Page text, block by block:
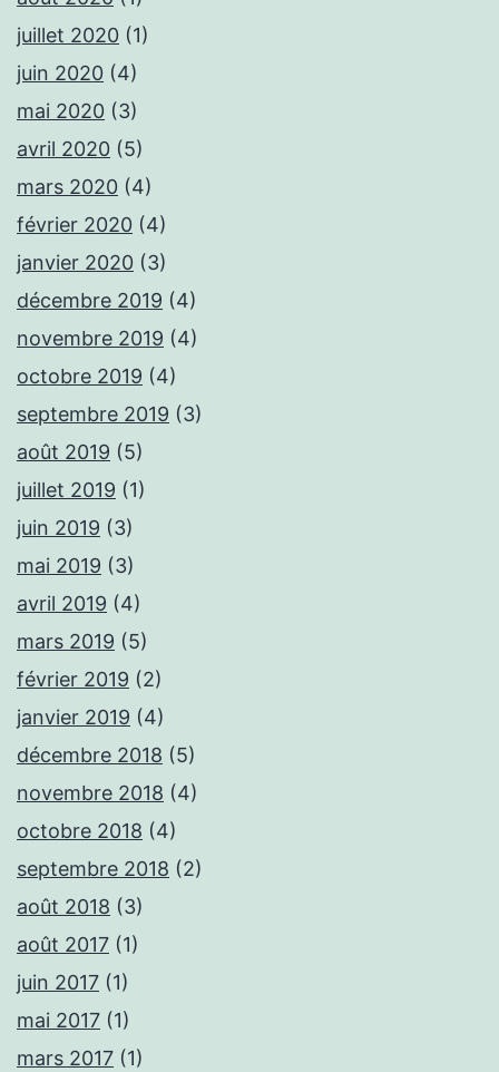
juillet 2020 (1)
juin 2020 (4)
mai 2020 (3)
avril 2020 (5)
mars 2020 (4)
février 2020 (4)
janvier 2020 (3)
décembre 2019 (4)
novembre 2019 (4)
octobre 2019 (4)
septembre 2019 (3)
août 2019 (5)
juillet 2019 (1)
juin 2019 (3)
mai 2019 (3)
avril 2019 (4)
mars 2019 (5)
février 2019 (2)
janvier 2019 (4)
décembre 2018 (5)
novembre 2018 (4)
octobre 2018 (4)
septembre 2018 (2)
août 2018 (3)
août 2017 (1)
juin 2017 (1)
mai 2017 (1)
mars 2017 (1)